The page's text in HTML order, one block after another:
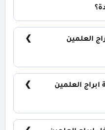
العلمين
العلمين